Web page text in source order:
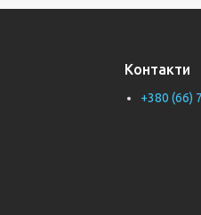
Контакти
+380 (66)